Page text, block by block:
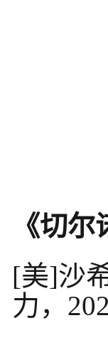
《切
[美]沙
力，